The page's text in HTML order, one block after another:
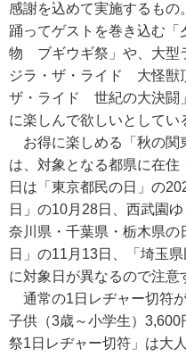
感謝を込めて実施するもの
踊ってゲストを巻き込む
物 ブギウギ祭」や、大型
ジラ・ザ・ライド 大怪獣
ザ・ライド 世紀の大決闘
に楽しんで欲しいとしてい
お得に楽しめる「秋の関
は、対象となる都県に在住
日は「東京都民の日」の
日」の10月28日、西武園
奈川県・千葉県・栃木県
日」の11月13日、「埼玉
に対象日が異なるので注意
通常の1日レヂャー切符
子供（3歳～小学生）
祭1日レヂャー切符」は大